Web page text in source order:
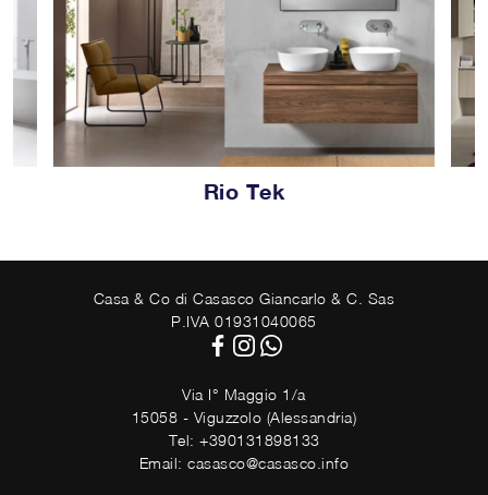
Rio Tek
Casa & Co di Casasco Giancarlo & C. Sas
P.IVA 01931040065
Via I° Maggio 1/a
15058 - Viguzzolo (Alessandria)
Tel: +390131898133
Email: casasco@casasco.info